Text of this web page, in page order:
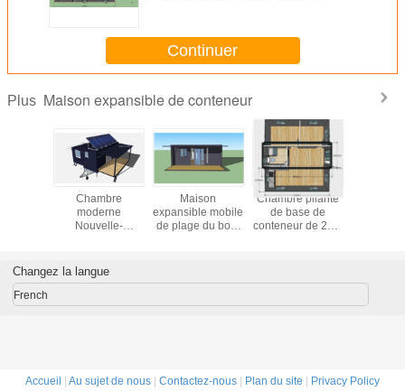
Continuer
Plus Maison expansible de conteneur
des
Chambre
moderne
Nouvelle-
expansible de
conteneur avec
solaire de grille
Maison
expansible mobile
de plage du bord
conteneur avec le
Chambre pliante
de base de
conteneur de 20ft,
coucher
Changez la langue
French
Accueil Au sujet de nous Contactez-nous Plan du site Privacy Policy